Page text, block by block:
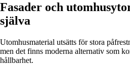
Fasader och
själva
Utomhusmaterial utsätts för stora
men det finns moderna alternativ som
hållbarhet.